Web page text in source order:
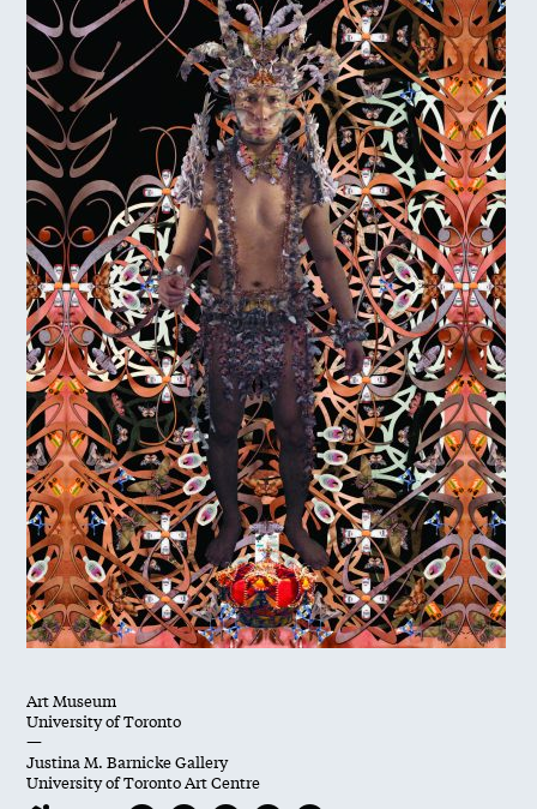
Art Museum
University of Toronto
—
Justina M. Barnicke Gallery
University of Toronto Art Centre